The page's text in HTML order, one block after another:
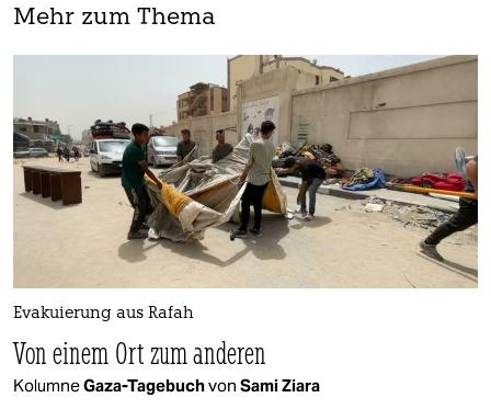
Mehr zum Thema
Evakuierung aus Rafah
Von einem Ort zum anderen
KolumneGaza-Tagebuchvon Sami Ziara